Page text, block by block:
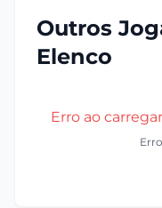
Outros
Elenco
Erro ao